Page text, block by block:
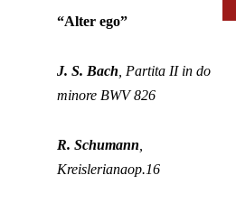
“Alter ego”
J. S. Bach , Partita II in do
minore BWV 826
R. Schumann
Kreislerianaop.16